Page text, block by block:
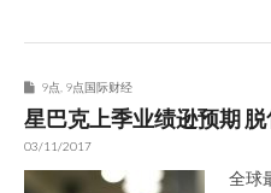
9点 9点国际财经
星巴克上季业绩逊预期
03/11/2017
全球